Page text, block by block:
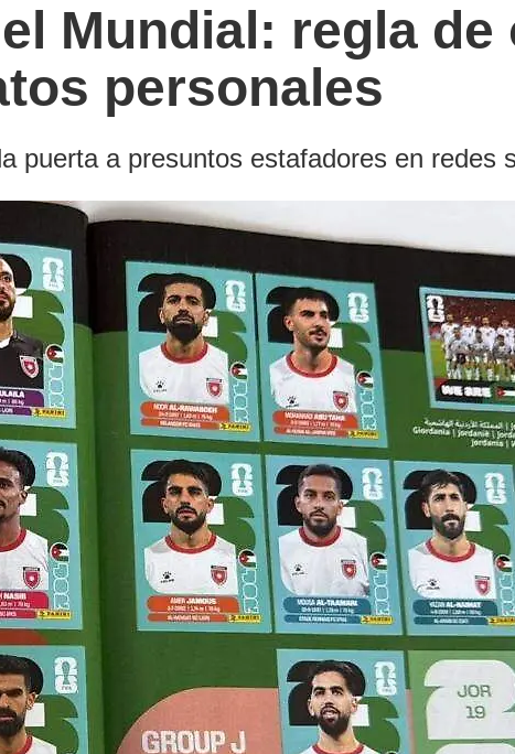
Mundial: regla de
personales
puerta a presuntos estafadores en redes